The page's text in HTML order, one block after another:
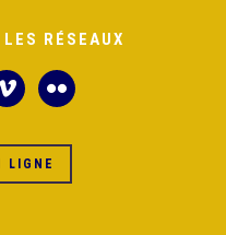
RÉSEAUX
flickr
LIGNE